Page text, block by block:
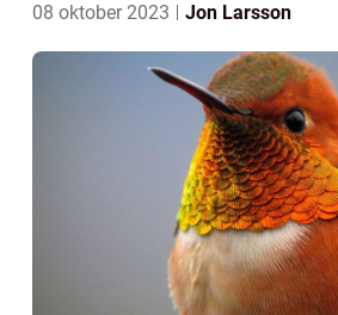
08 oktober 2023 Jon Larsson